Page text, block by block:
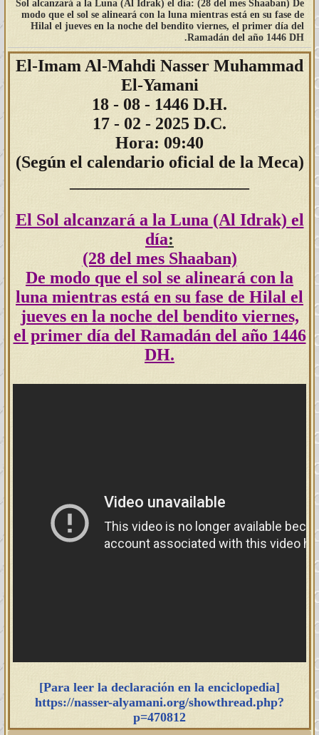
Sol alcanzará a la Luna (Al Idrak) el día: (28 del mes Shaaban) De
modo que el sol se alineará con la luna mientras está en su fase de
Hilal el jueves en la noche del bendito viernes, el primer día del
Ramadán del año 1446 DH.
El-Imam Al-Mahdi Nasser Muhammad
El-Yamani
18 - 08 - 1446 D.H.
17 - 02 - 2025 D.C.
Hora: 09:40
(Según el calendario oficial de la Meca)
El Sol alcanzará a la Luna (Al Idrak) el
día:
(28 del mes Shaaban)
De modo que el sol se alineará con la
luna mientras está en su fase de Hilal el
jueves en la noche del bendito viernes,
el primer día del Ramadán del año 1446
DH.
[Para leer la declaración en la enciclopedia]
https://nasser-alyamani.org/showthread.php?
p=470812